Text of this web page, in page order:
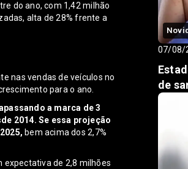
do ano, com 1,42 milhão
alta de 28% frente a
nas vendas de veículos no
para o ano.
a marca de 3
2014. Se essa projeção
bem acima dos 2,7%
expectativa de 2,8 milhões
07/08/
de